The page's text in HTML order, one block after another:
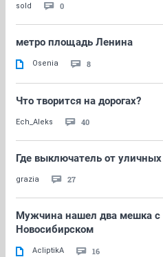
sold 0
метро площадь Ленина
Osenia 8
Что творится на дорогах?
Ech_Aleks 40
Где выключатель от
grazia 27
Мужчина нашел два мешка с
Новосибирском
AcliptikA 16